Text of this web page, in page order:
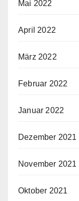
Mai 2022
April 2022
März 2022
Februar 2022
Januar 2022
Dezember 2021
November 2021
Oktober 2021